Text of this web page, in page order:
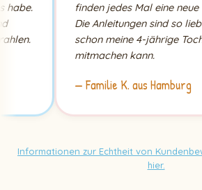
finden jedes Mal eine neue
Die Anleitungen sind so
schon meine 4-jährige Tochter
mitmachen kann.
— Familie K. aus Hamburg
Informationen zur Echtheit von
hier.